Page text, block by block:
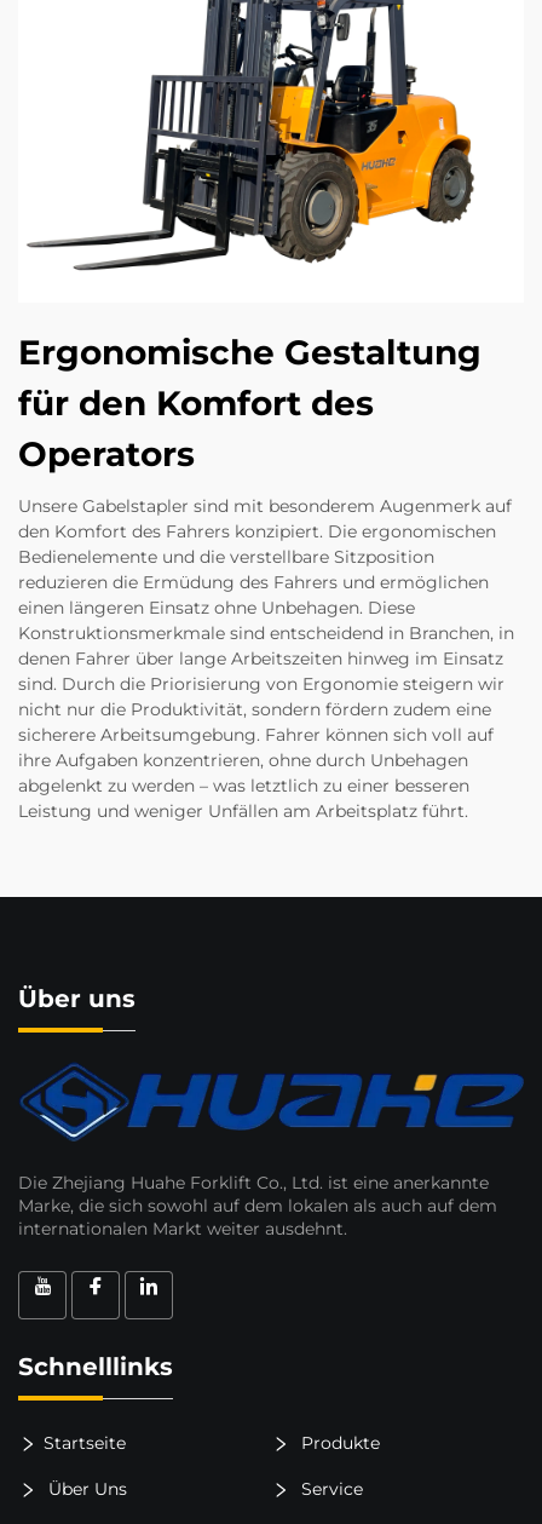
Ergonomische Gestaltung
für den Komfort des
Operators
Unsere Gabelstapler sind mit besonderem Augenmerk auf
den Komfort des Fahrers konzipiert. Die ergonomischen
Bedienelemente und die verstellbare Sitzposition
reduzieren die Ermüdung des Fahrers und ermöglichen
einen längeren Einsatz ohne Unbehagen. Diese
Konstruktionsmerkmale sind entscheidend in Branchen, in
denen Fahrer über lange Arbeitszeiten hinweg im Einsatz
sind. Durch die Priorisierung von Ergonomie steigern wir
nicht nur die Produktivität, sondern fördern zudem eine
sicherere Arbeitsumgebung. Fahrer können sich voll auf
ihre Aufgaben konzentrieren, ohne durch Unbehagen
abgelenkt zu werden – was letztlich zu einer besseren
Leistung und weniger Unfällen am Arbeitsplatz führt.
Über uns
Die Zhejiang Huahe Forklift Co., Ltd. ist eine anerkannte
Marke, die sich sowohl auf dem lokalen als auch auf dem
internationalen Markt weiter ausdehnt.
Schnelllinks
Startseite Produkte
Über Uns Service